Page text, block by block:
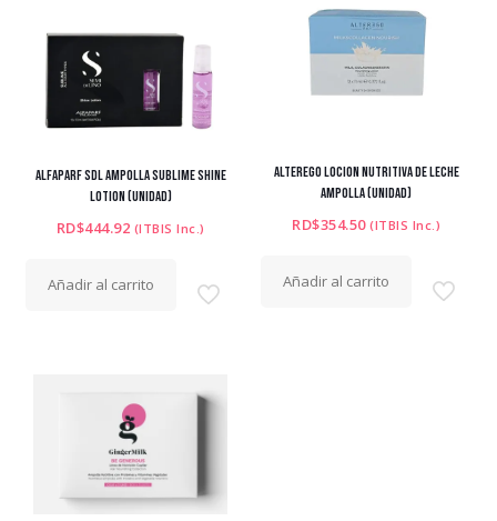
ALFAPARF SDL AMPOLLA SUBLIME SHINE
LOTION (UNIDAD)
RD$444.92 (ITBIS Inc.)
Añadir al carrito
ALTEREGO LOCION NUTRITIVA DE LECHE
AMPOLLA (UNIDAD)
RD$354.50 (ITBIS Inc.)
Añadir al carrito